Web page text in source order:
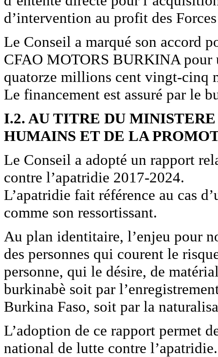
d’intervention au profit des
Le Conseil a marqué son accord
CFAO MOTORS BURKINA
quatorze millions cent vingt-cinq
Le financement est assuré par le
I.2. AU TITRE DU
HUMAINS ET DE LA
Le Conseil a adopté un rapport
contre l’apatridie 2017-2024.
L’apatridie fait référence au cas
comme son ressortissant.
Au plan identitaire, l’enjeu pour
des personnes qui courent le
personne, qui le désire, de
burkinabè soit par
Burkina Faso, soit par la
L’adoption de ce rapport permet
national de lutte contre l’apatridie.